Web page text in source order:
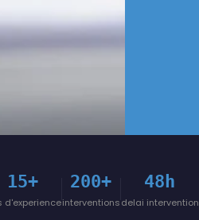
15+
d'experience
200+
interventions
48h
delai intervention